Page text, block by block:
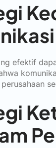
efektif